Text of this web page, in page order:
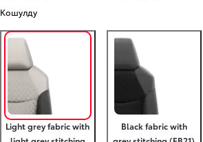
Кошулду
Light grey fabric with
Black fabric with